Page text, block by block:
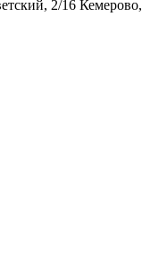
2/16 Кемерово,